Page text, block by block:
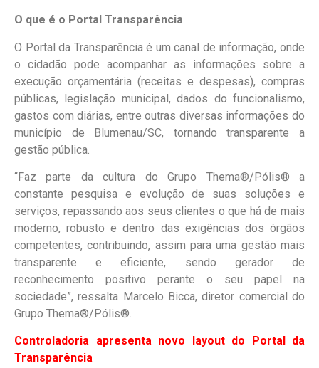
O que é o Portal Transparência
O Portal da Transparência é um canal de informação, onde
o cidadão pode acompanhar as informações sobre a
execução orçamentária (receitas e despesas), compras
públicas, legislação municipal, dados do funcionalismo,
gastos com diárias, entre outras diversas informações do
município de Blumenau/SC, tornando transparente a
gestão pública.
“Faz parte da cultura do Grupo Thema®/Pólis® a
constante pesquisa e evolução de suas soluções e
serviços, repassando aos seus clientes o que há de mais
moderno, robusto e dentro das exigências dos órgãos
competentes, contribuindo, assim para uma gestão mais
transparente e eficiente, sendo gerador de
reconhecimento positivo perante o seu papel na
sociedade”, ressalta Marcelo Bicca, diretor comercial do
Grupo Thema®/Pólis®.
Controladoria apresenta novo layout do Portal da
Transparência